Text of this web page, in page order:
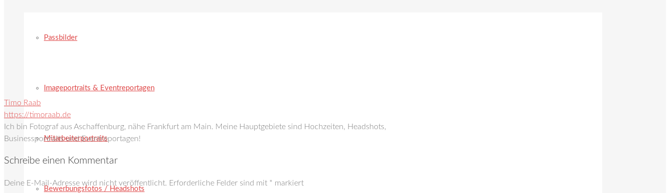
Passbilder
Imageportraits & Eventreportagen
Mitarbeiterportraits
Bewerbungsfotos / Headshots
Timo Raab
https://timoraab.de
Ich bin Fotograf aus Aschaffenburg, nähe Frankfurt am Main. Meine Hauptgebiete sind Hochzeiten, Headshots,
Businessportraits und Eventreportagen!
Schreibe einen Kommentar
Deine E-Mail-Adresse wird nicht veröffentlicht. Erforderliche Felder sind mit * markiert